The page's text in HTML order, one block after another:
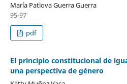
María Patlova Guerra Guerra
95-97
pdf
El principio constitucional de
una perspectiva de género